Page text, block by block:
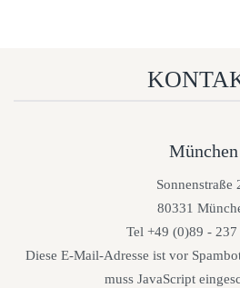
München
Sonnenstraße
80331
Tel +49 (0)89 - 237
Diese E-Mail-Adresse ist vor
muss JavaScript